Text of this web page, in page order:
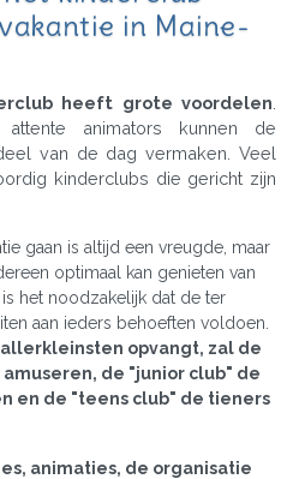
in Maine-
heeft grote voordelen
animators kunnen de
van de dag vermaken. Veel
kinderclubs die gericht zijn
gaan is altijd een vreugde, maar
optimaal kan genieten van
het noodzakelijk dat de ter
aan ieders behoeften voldoen.
opvangt, zal de
de "junior club" de
en de "teens club" de tieners
animaties, de organisatie